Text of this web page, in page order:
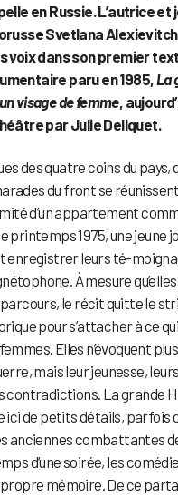
en Russie. L’autrice
Svetlana
voix dans son premier
paru en 1985, La
visage de femme,
par Julie Deliquet.
des quatre coins du pays,
du front se
d’un appartement
printemps 1975, une jeune
enregistrer leurs té-
À mesure
le récit quitte le
pour s’attacher à ce
Elles n’évoquent
mais leur jeunesse,
contradictions. La grande
ici de petits détails, parfois
anciennes combattantes
d’une soirée, les
mémoire. De ce